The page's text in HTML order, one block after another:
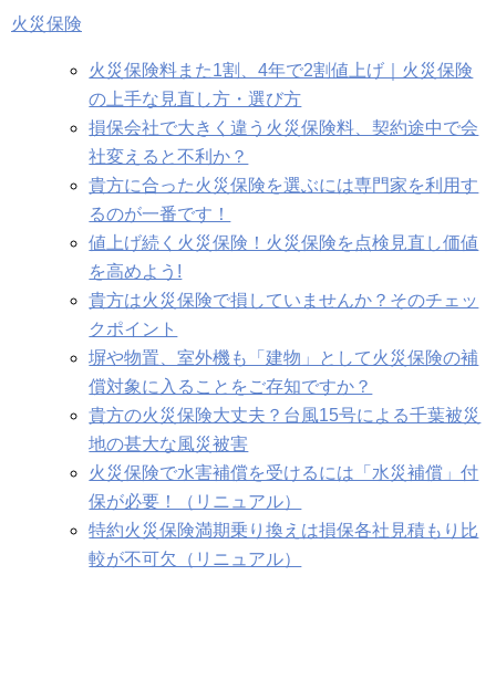
火災保険
火災保険料また1割、4年で2割値上げ｜火災保険
の上手な見直し方・選び方
損保会社で大きく違う火災保険料、契約途中で会
社変えると不利か？
貴方に合った火災保険を選ぶには専門家を利用す
るのが一番です！
値上げ続く火災保険！火災保険を点検見直し価値
を高めよう!
貴方は火災保険で損していませんか？そのチェッ
クポイント
塀や物置、室外機も「建物」として火災保険の補
償対象に入ることをご存知ですか？
貴方の火災保険大丈夫？台風15号による千葉被災
地の甚大な風災被害
火災保険で水害補償を受けるには「水災補償」付
保が必要！（リニュアル）
特約火災保険満期乗り換えは損保各社見積もり比
較が不可欠（リニュアル）